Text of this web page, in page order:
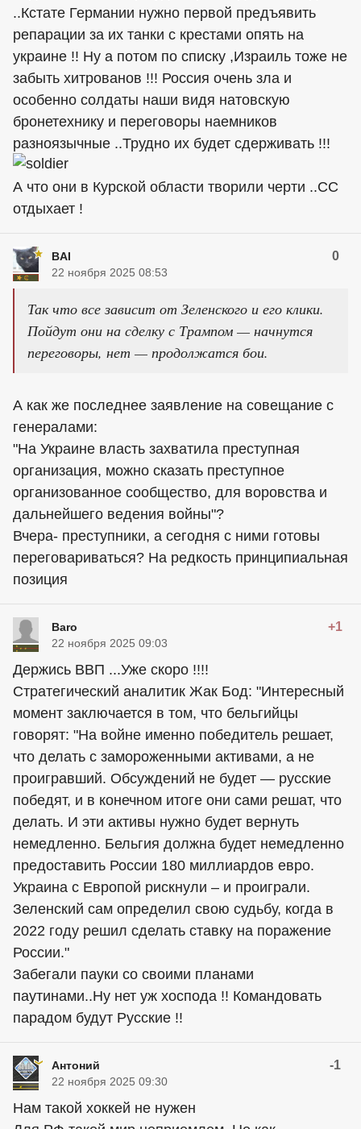
..Кстате Германии нужно первой предъявить
репарации за их танки с крестами опять на
украине !! Ну а потом по списку ,Израиль тоже не
забыть хитрованов !!! Россия очень зла и
особенно солдаты наши видя натовскую
бронетехнику и переговоры наемников
разноязычные ..Трудно их будет сдерживать !!!
А что они в Курской области творили черти ..СС
отдыхает !
BAI 0
22 ноября 2025 08:53
Так что все зависит от Зеленского и его клики.
Пойдут они на сделку с Трампом — начнутся
переговоры, нет — продолжатся бои.
А как же последнее заявление на совещание с
генералами:
"На Украине власть захватила преступная
организация, можно сказать преступное
организованное сообщество, для воровства и
дальнейшего ведения войны"?
Вчера- преступники, а сегодня с ними готовы
переговариваться? На редкость принципиальная
позиция
Baro +1
22 ноября 2025 09:03
Держись ВВП ...Уже скоро !!!!
Стратегический аналитик Жак Бод: "Интересный
момент заключается в том, что бельгийцы
говорят: "На войне именно победитель решает,
что делать с замороженными активами, а не
проигравший. Обсуждений не будет — русские
победят, и в конечном итоге они сами решат, что
делать. И эти активы нужно будет вернуть
немедленно. Бельгия должна будет немедленно
предоставить России 180 миллиардов евро.
Украина с Европой рискнули – и проиграли.
Зеленский сам определил свою судьбу, когда в
2022 году решил сделать ставку на поражение
России."
Забегали пауки со своими планами
паутинами..Ну нет уж хоспода !! Командовать
парадом будут Русские !!
Антоний -1
22 ноября 2025 09:30
Нам такой хоккей не нужен